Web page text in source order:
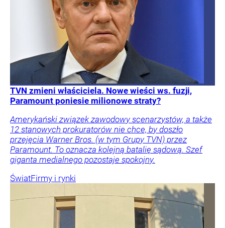
TVN zmieni właściciela. Nowe wieści ws. fuzji,
Paramount poniesie milionowe straty?
Amerykański związek zawodowy scenarzystów, a także
12 stanowych prokuratorów nie chce, by doszło
przejęcia Warner Bros. (w tym Grupy TVN) przez
Paramount. To oznacza kolejną batalię sądową. Szef
giganta medialnego pozostaje spokojny.
ŚwiatFirmy i rynki